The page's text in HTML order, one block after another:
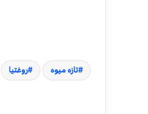
تازه ميوه روغتيا